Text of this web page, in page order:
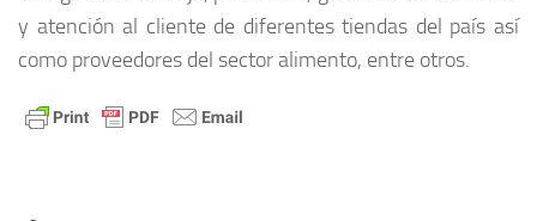
y atención al cliente de diferentes tiendas del país así
como proveedores del sector alimento, entre otros.